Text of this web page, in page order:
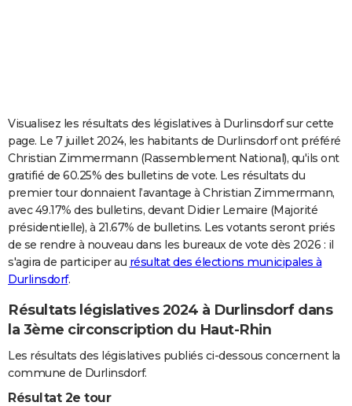
Carte de Noël
Carte Bonne année
Carte Saint-Valentin
Carte Pâques
Carte d'anniversaire
DICTIONNAIRE
Dictionnaire
Biographies
Citations
Expressions
Proverbes
PROGRAMME TV
COPAINS D'AVANT
S'inscrire
Se connecter
Lycées
Collèges
Primaires
Universités
Entreprises
Service militaire
Avis de recherche
AVIS DE DÉCÈS
FORUM
Bricolage
Lifestyle
Culture
Sport
Auto
Television
Voyage
Cinema
Visualisez les résultats des législatives à Durlinsdorf sur cette
page. Le 7 juillet 2024, les habitants de Durlinsdorf ont préféré
Christian Zimmermann (Rassemblement National), qu'ils ont
gratifié de 60.25% des bulletins de vote. Les résultats du
premier tour donnaient l’avantage à Christian Zimmermann,
avec 49.17% des bulletins, devant Didier Lemaire (Majorité
présidentielle), à 21.67% de bulletins. Les votants seront priés
de se rendre à nouveau dans les bureaux de vote dès 2026 : il
s'agira de participer au résultat des élections municipales à
Durlinsdorf.
Résultats législatives 2024 à Durlinsdorf dans
la 3ème circonscription du Haut-Rhin
Les résultats des législatives publiés ci-dessous concernent la
commune de Durlinsdorf.
Résultat 2e tour